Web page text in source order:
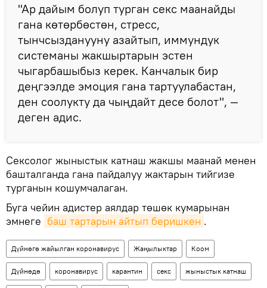
"Ар дайым болуп турган секс маанайды
гана көтөрбөстөн, стресс,
тынчсызданууну азайтып, иммундук
системаны жакшыртарын эстен
чыгарбашыбыз керек. Канчалык бир
деңгээлде эмоция гана тартуулабастан,
ден соолукту да чыңдайт десе болот", —
деген адис.
Сексолог жыныстык катнаш жакшы маанай менен
башталганда гана пайдалуу жактарын тийгизе
турганын кошумчалаган.
Буга чейин адистер аялдар төшөк кумарынан
эмнеге баш тартарын айтып беришкен .
Дүйнөгө жайылган коронавирус Жаңылыктар Коом
Дүйнөдө коронавирус карантин секс жыныстык катнаш